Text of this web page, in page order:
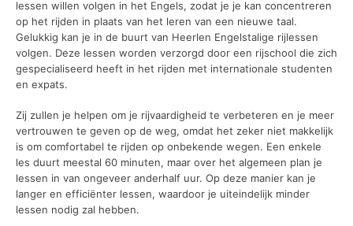
lessen willen volgen in het Engels, zodat je je kan concentreren
op het rijden in plaats van het leren van een nieuwe taal.
Gelukkig kan je in de buurt van Heerlen Engelstalige rijlessen
volgen. Deze lessen worden verzorgd door een rijschool die zich
gespecialiseerd heeft in het rijden met internationale studenten
en expats.
Zij zullen je helpen om je rijvaardigheid te verbeteren en je meer
vertrouwen te geven op de weg, omdat het zeker niet makkelijk
is om comfortabel te rijden op onbekende wegen. Een enkele
les duurt meestal 60 minuten, maar over het algemeen plan je
lessen in van ongeveer anderhalf uur. Op deze manier kan je
langer en efficiënter lessen, waardoor je uiteindelijk minder
lessen nodig zal hebben.